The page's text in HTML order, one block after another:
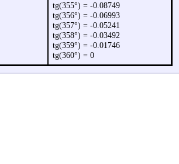
tg(355°) = -0.08749
tg(356°) = -0.06993
tg(357°) = -0.05241
tg(358°) = -0.03492
tg(359°) = -0.01746
tg(360°) = 0